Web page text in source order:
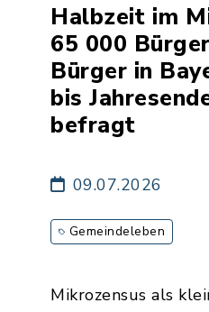
Halbzeit im
65 000
Bürger in
bis
befragt
09.07.2026
Gemeindeleben
Mikrozensus als